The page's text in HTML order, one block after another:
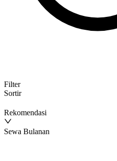
Filter
Sortir
Rekomendasi
Sewa Bulanan